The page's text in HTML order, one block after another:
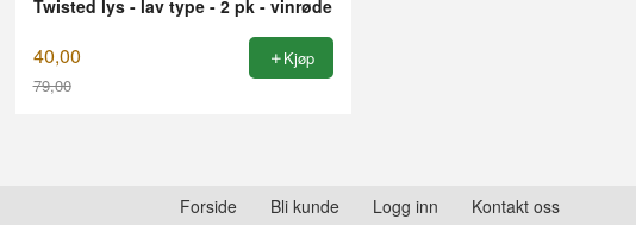
Twisted lys - lav type - 2 pk - vinrøde
40,00
79,00
Kjøp
Forside Bli kunde Logg inn Kontakt oss